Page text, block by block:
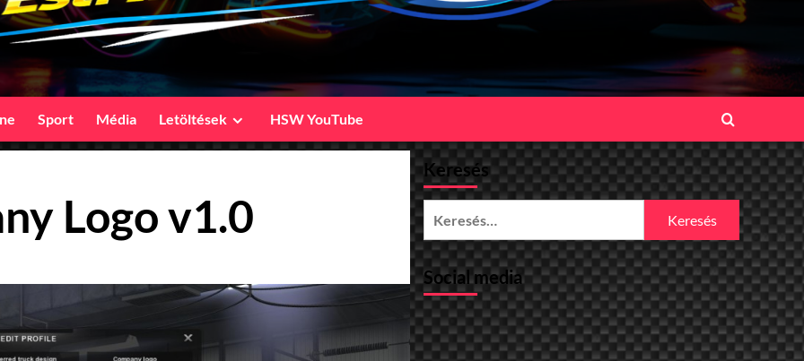
Sport Média Letöltések HSW YouTube
Logo v1.0
Keresés
Keresés:
Social media